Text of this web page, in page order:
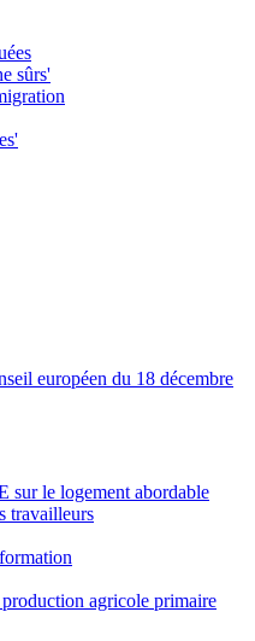
sûrs'
européen du 18 décembre
sur le logement abordable
travailleurs
agricole primaire